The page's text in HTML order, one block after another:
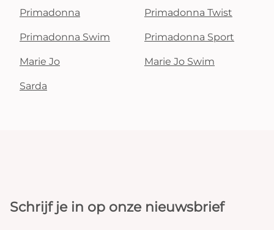
Primadonna Primadonna Twist
Primadonna Swim Primadonna Sport
Marie Jo Marie Jo Swim
Sarda
Schrijf je in op onze nieuwsbrief